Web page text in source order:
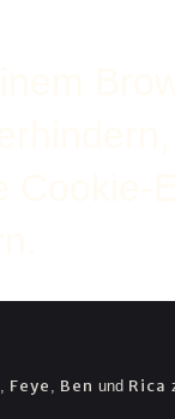
, Feye , Ben und Rica